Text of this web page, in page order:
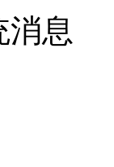
消息